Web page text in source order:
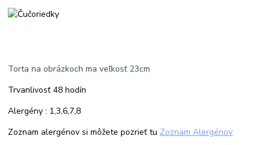
Torta na obrázkoch ma veľkosť 23cm
Trvanlivosť 48 hodín
Alergény : 1,3,6,7,8
Zoznam alergénov si môžete pozrieť tu Zoznam Alergénov